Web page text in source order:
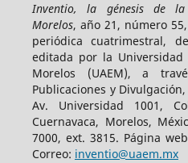
Inventio, la génesis de
Morelos, año 21, número
periódica cuatrimestral,
editada por la
Morelos (UAEM), a
Publicaciones y
Av. Universidad 1001,
Cuernavaca, Morelos,
7000, ext. 3815. Página
Correo: inventio@uaem.mx